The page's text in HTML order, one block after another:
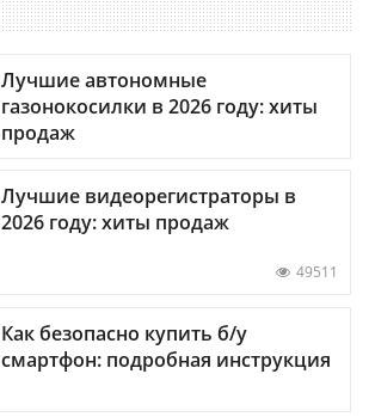
Лучшие автономные
газонокосилки в 2026 году: хиты
продаж
Лучшие видеорегистраторы в
2026 году: хиты продаж
49511
Как безопасно купить б/у
смартфон: подробная инструкция